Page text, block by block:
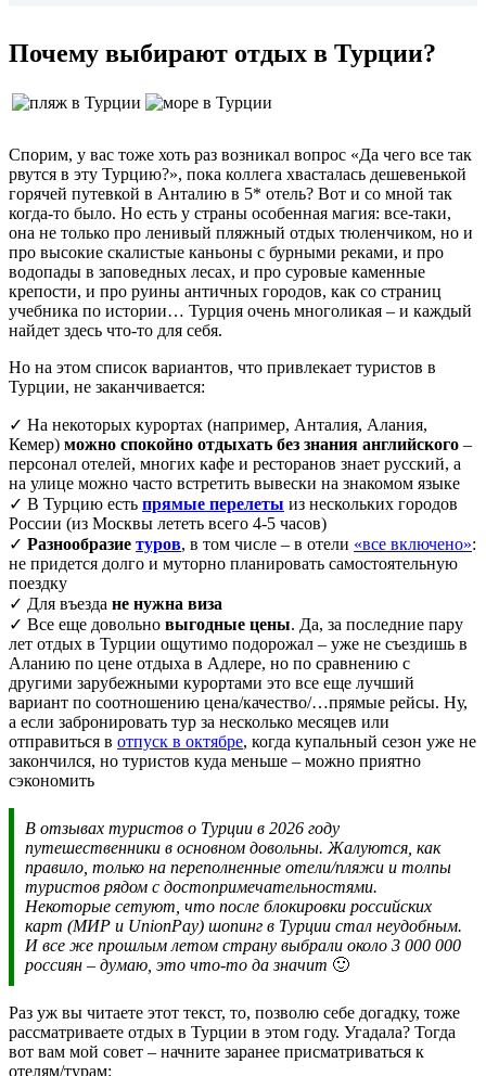
Почему выбирают отдых в Турции?
Спорим, у вас тоже хоть раз возникал вопрос «Да чего все так
рвутся в эту Турцию?», пока коллега хвасталась дешевенькой
горячей путевкой в Анталию в 5* отель? Вот и со мной так
когда-то было. Но есть у страны особенная магия: все-таки,
она не только про ленивый пляжный отдых тюленчиком, но и
про высокие скалистые каньоны с бурными реками, и про
водопады в заповедных лесах, и про суровые каменные
крепости, и про руины античных городов, как со страниц
учебника по истории… Турция очень многоликая – и каждый
найдет здесь что-то для себя.
Но на этом список вариантов, что привлекает туристов в
Турции, не заканчивается:
✓ На некоторых курортах (например, Анталия, Алания,
Кемер) можно спокойно отдыхать без знания английского –
персонал отелей, многих кафе и ресторанов знает русский, а
на улице можно часто встретить вывески на знакомом языке
✓ В Турцию есть прямые перелеты из нескольких городов
России (из Москвы лететь всего 4-5 часов)
✓ Разнообразие туров, в том числе – в отели «все включено»:
не придется долго и муторно планировать самостоятельную
поездку
✓ Для въезда не нужна виза
✓ Все еще довольно выгодные цены. Да, за последние пару
лет отдых в Турции ощутимо подорожал – уже не съездишь в
Аланию по цене отдыха в Адлере, но по сравнению с
другими зарубежными курортами это все еще лучший
вариант по соотношению цена/качество/…прямые рейсы. Ну,
а если забронировать тур за несколько месяцев или
отправиться в отпуск в октябре, когда купальный сезон уже не
закончился, но туристов куда меньше – можно приятно
сэкономить
В отзывах туристов о Турции в 2026 году
путешественники в основном довольны. Жалуются, как
правило, только на переполненные отели/пляжи и толпы
туристов рядом с достопримечательностями.
Некоторые сетуют, что после блокировки российских
карт (МИР и UnionPay) шопинг в Турции стал неудобным.
И все же прошлым летом страну выбрали около 3 000 000
россиян – думаю, это что-то да значит 🙂
Раз уж вы читаете этот текст, то, позволю себе догадку, тоже
рассматриваете отдых в Турции в этом году. Угадала? Тогда
вот вам мой совет – начните заранее присматриваться к
отелям/турам: